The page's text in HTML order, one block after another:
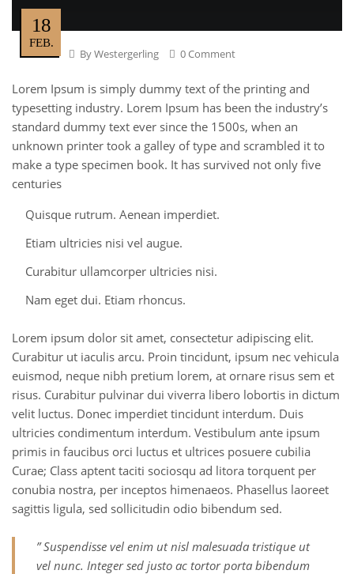
18
FEB.
ByWestergerling 0 Comment
Lorem Ipsum is simply dummy text of the printing and
typesetting industry. Lorem Ipsum has been the industry’s
standard dummy text ever since the 1500s, when an
unknown printer took a galley of type and scrambled it to
make a type specimen book. It has survived not only five
centuries
Quisque rutrum. Aenean imperdiet.
Etiam ultricies nisi vel augue.
Curabitur ullamcorper ultricies nisi.
Nam eget dui. Etiam rhoncus.
Lorem ipsum dolor sit amet, consectetur adipiscing elit.
Curabitur ut iaculis arcu. Proin tincidunt, ipsum nec vehicula
euismod, neque nibh pretium lorem, at ornare risus sem et
risus. Curabitur pulvinar dui viverra libero lobortis in dictum
velit luctus. Donec imperdiet tincidunt interdum. Duis
ultricies condimentum interdum. Vestibulum ante ipsum
primis in faucibus orci luctus et ultrices posuere cubilia
Curae; Class aptent taciti sociosqu ad litora torquent per
conubia nostra, per inceptos himenaeos. Phasellus laoreet
sagittis ligula, sed sollicitudin odio bibendum sed.
” Suspendisse vel enim ut nisl malesuada tristique ut
vel nunc. Integer sed justo ac tortor porta bibendum